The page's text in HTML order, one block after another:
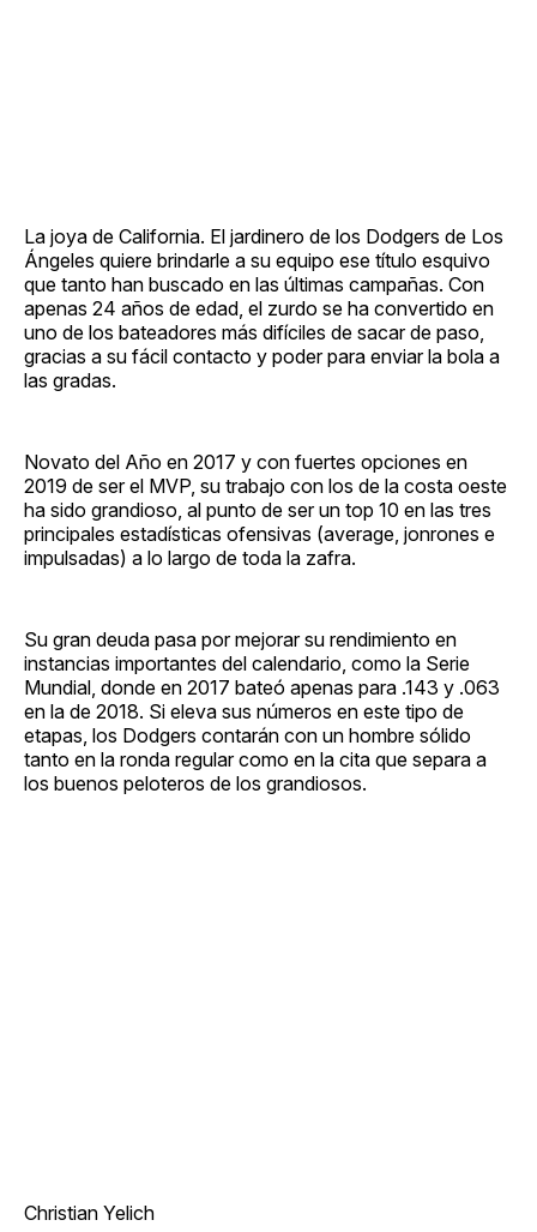
La joya de California. El jardinero de los Dodgers de Los
Ángeles quiere brindarle a su equipo ese título esquivo
que tanto han buscado en las últimas campañas. Con
apenas 24 años de edad, el zurdo se ha convertido en
uno de los bateadores más difíciles de sacar de paso,
gracias a su fácil contacto y poder para enviar la bola a
las gradas.
Novato del Año en 2017 y con fuertes opciones en
2019 de ser el MVP, su trabajo con los de la costa oeste
ha sido grandioso, al punto de ser un top 10 en las tres
principales estadísticas ofensivas (average, jonrones e
impulsadas) a lo largo de toda la zafra.
Su gran deuda pasa por mejorar su rendimiento en
instancias importantes del calendario, como la Serie
Mundial, donde en 2017 bateó apenas para .143 y .063
en la de 2018. Si eleva sus números en este tipo de
etapas, los Dodgers contarán con un hombre sólido
tanto en la ronda regular como en la cita que separa a
los buenos peloteros de los grandiosos.
Christian Yelich